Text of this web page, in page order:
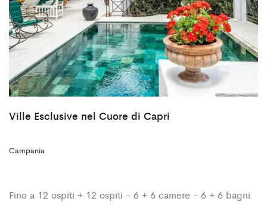
Ville Esclusive nel Cuore di Capri
Campania
Fino a 12 ospiti + 12 ospiti - 6 + 6 camere - 6 + 6 bagni